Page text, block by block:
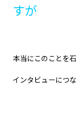
すが
本当にこのことを
インタビューにつ